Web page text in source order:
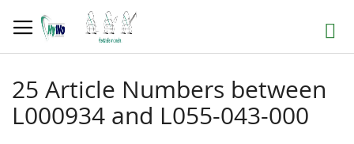
zum
Inhalt
Suche
25 Article Numbers between
L000934 and L055-043-000